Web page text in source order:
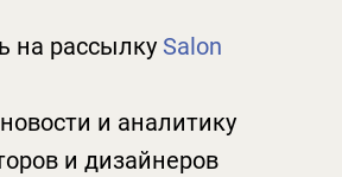
на рассылку Salon
и аналитику
и дизайнеров